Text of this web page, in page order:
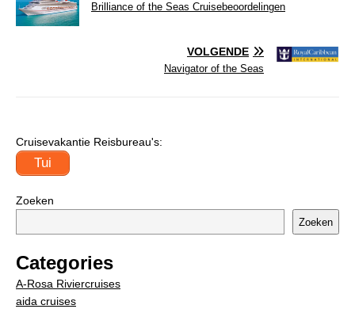
Brilliance of the Seas Cruisebeoordelingen
VOLGENDE
Navigator of the Seas
Cruisevakantie Reisbureau's:
Tui
Zoeken
Zoeken
Categories
A-Rosa Riviercruises
aida cruises